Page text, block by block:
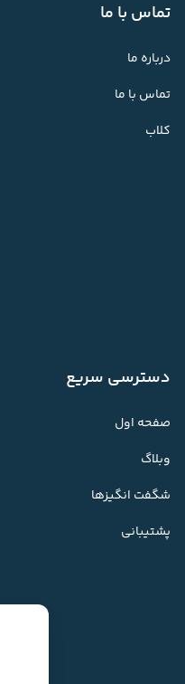
تماس با ما
درباره ما
تماس با ما
کلاب
دسترسی سریع
صفحه اول
وبلاگ
شگفت انگیزها
پشتیبانی